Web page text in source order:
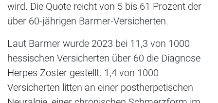
wird. Die Quote reicht von 5 bis 61 Prozent der
über 60-jährigen Barmer-Versicherten.
Laut Barmer wurde 2023 bei 11,3 von 1000
hessischen Versicherten über 60 die Diagnose
Herpes Zoster gestellt. 1,4 von 1000
Versicherten litten an einer postherpetischen